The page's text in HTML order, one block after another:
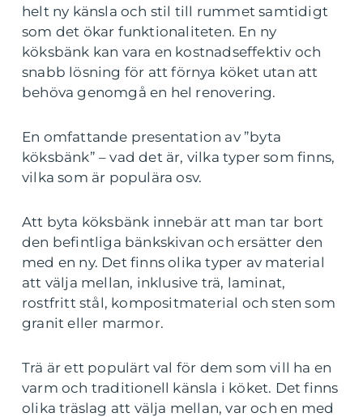
helt ny känsla och stil till rummet samtidigt
som det ökar funktionaliteten. En ny
köksbänk kan vara en kostnadseffektiv och
snabb lösning för att förnya köket utan att
behöva genomgå en hel renovering.
En omfattande presentation av ”byta
köksbänk” – vad det är, vilka typer som finns,
vilka som är populära osv.
Att byta köksbänk innebär att man tar bort
den befintliga bänkskivan och ersätter den
med en ny. Det finns olika typer av material
att välja mellan, inklusive trä, laminat,
rostfritt stål, kompositmaterial och sten som
granit eller marmor.
Trä är ett populärt val för dem som vill ha en
varm och traditionell känsla i köket. Det finns
olika träslag att välja mellan, var och en med